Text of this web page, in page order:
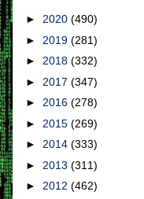
► 2020 (490)
► 2019 (281)
► 2018 (332)
► 2017 (347)
► 2016 (278)
► 2015 (269)
► 2014 (333)
► 2013 (311)
► 2012 (462)